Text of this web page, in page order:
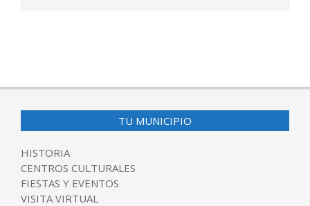
07-
TU MUNICIPIO
HISTORIA
CENTROS CULTURALES
FIESTAS Y EVENTOS
VISITA VIRTUAL